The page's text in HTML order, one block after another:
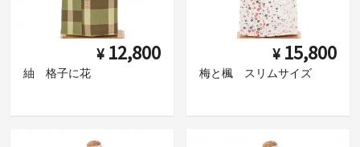
¥ 12,800
紬 格子に花
¥ 15,800
梅と楓 スリムサイズ